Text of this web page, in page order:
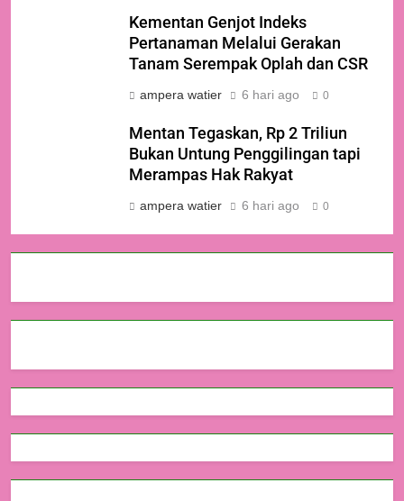
Kementan Genjot Indeks
Pertanaman Melalui Gerakan
Tanam Serempak Oplah dan CSR
ampera watier 6 hari ago 0
Mentan Tegaskan, Rp 2 Triliun
Bukan Untung Penggilingan tapi
Merampas Hak Rakyat
ampera watier 6 hari ago 0